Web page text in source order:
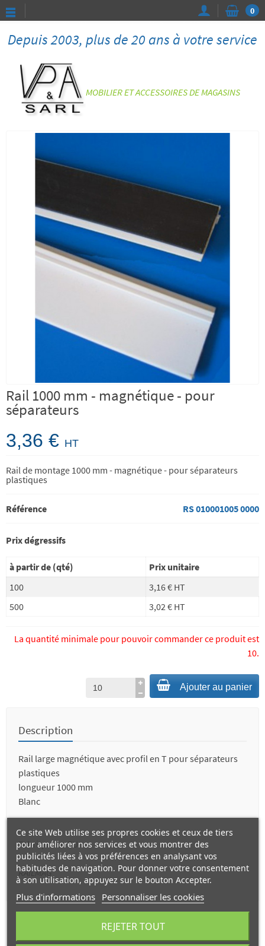
Depuis 2003, plus de 20 ans à votre service
0
MOBILIER ET ACCESSOIRES DE MAGASINS
Rail 1000 mm - magnétique - pour
séparateurs
3,36 € HT
Rail de montage 1000 mm - magnétique - pour séparateurs
plastiques
Référence RS 010001005 0000
Prix dégressifs
à partir de (qté)
Prix unitaire
100
3,16 € HT
500
3,02 € HT
La quantité minimale pour pouvoir commander ce produit est
10.
Ajouter au panier
Description
Rail large magnétique avec profil en T pour séparateurs
plastiques
longueur 1000 mm
Blanc
Fabriqué en EU
RAILMAG
10 autres produits dans la même
Ce site Web utilise ses propres cookies et ceux de tiers
pour améliorer nos services et vous montrer des
publicités liées à vos préférences en analysant vos
habitudes de navigation. Pour donner votre consentement
à son utilisation, appuyez sur le bouton Accepter.
Plus d'informations Personnaliser les cookies
REJETER TOUT